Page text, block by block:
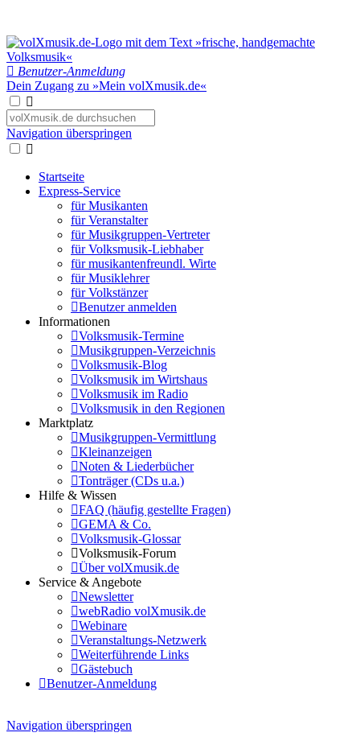
Benutzer-Anmeldung
Dein Zugang zu »Mein volXmusik.de«
Navigation überspringen
Startseite
Express-Service
für Musikanten
für Veranstalter
für Musikgruppen-Vertreter
für Volksmusik-Liebhaber
für musikantenfreundl. Wirte
für Musiklehrer
für Volkstänzer
Benutzer anmelden
Informationen
Volksmusik-Termine
Musikgruppen-Verzeichnis
Volksmusik-Blog
Volksmusik im Wirtshaus
Volksmusik im Radio
Volksmusik in den Regionen
Marktplatz
Musikgruppen-Vermittlung
Kleinanzeigen
Noten & Liederbücher
Tonträger (CDs u.a.)
Hilfe & Wissen
FAQ (häufig gestellte Fragen)
GEMA & Co.
Volksmusik-Glossar
Volksmusik-Forum
Über volXmusik.de
Service & Angebote
Newsletter
webRadio volXmusik.de
Webinare
Veranstaltungs-Netzwerk
Weiterführende Links
Gästebuch
Benutzer-Anmeldung
Navigation überspringen